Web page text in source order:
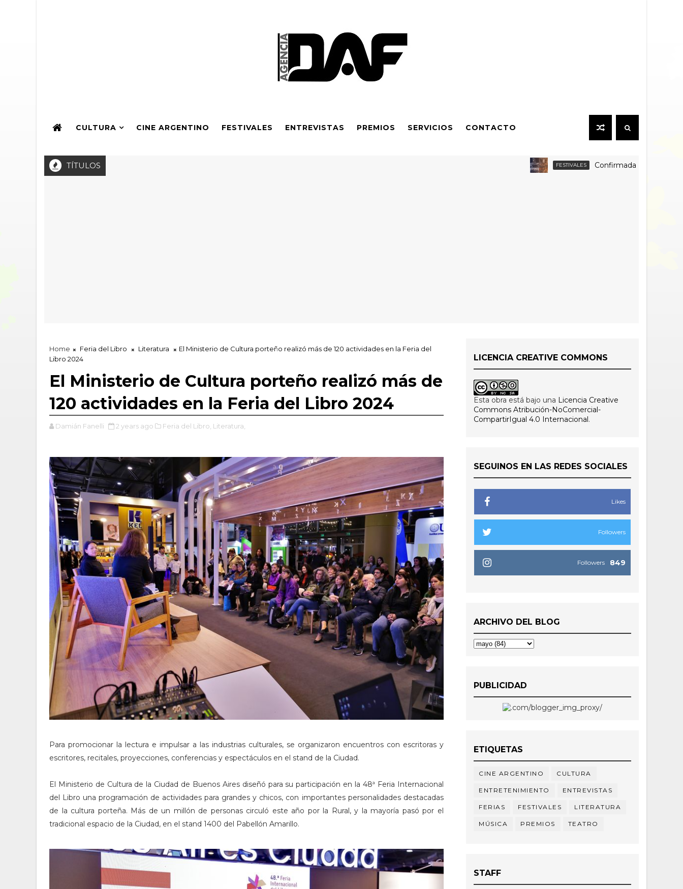
CULTURA CINE ARGENTINO FESTIVALES ENTREVISTAS PREMIOS SERVICIOS CONTACTO
TÍTULOS FESTIVALES Confirmada la grilla por día y venta
Home Feria del Libro Literatura
El Ministerio de Cultura porteño realizó más de 120 actividades en la Feria del
Libro 2024
El Ministerio de Cultura porteño realizó más de
120 actividades en la Feria del Libro 2024
Damián Fanelli 2 years ago Feria del Libro, Literatura,
Para promocionar la lectura e impulsar a las industrias culturales, se organizaron encuentros con escritoras y
escritores, recitales, proyecciones, conferencias y espectáculos en el stand de la Ciudad.
El Ministerio de Cultura de la Ciudad de Buenos Aires diseñó para su participación en la 48ª Feria Internacional
del Libro una programación de actividades para grandes y chicos, con importantes personalidades destacadas
de la cultura porteña. Más de un millón de personas circuló este año por la Rural, y la mayoría pasó por el
tradicional espacio de la Ciudad, en el stand 1400 del Pabellón Amarillo.
LICENCIA CREATIVE COMMONS
Esta obra está bajo una Licencia Creative
Commons Atribución-NoComercial-
CompartirIgual 4.0 Internacional.
SEGUINOS EN LAS REDES SOCIALES
Likes
Followers
849
Followers
ARCHIVO DEL BLOG
PUBLICIDAD
ETIQUETAS
CINE ARGENTINO CULTURA
ENTRETENIMIENTO ENTREVISTAS
FERIAS FESTIVALES LITERATURA
MÚSICA PREMIOS TEATRO
STAFF